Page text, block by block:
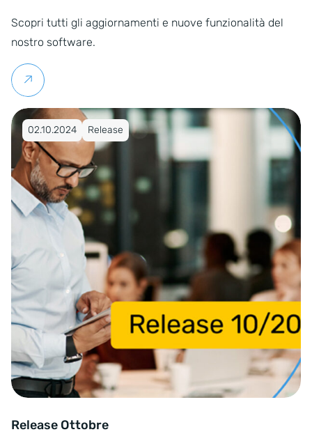
Scopri tutti gli aggiornamenti e nuove funzionalità del
nostro software.
Per saperne di più
Pubblicato su 02.10.2024
02.10.2024 Release
Release Ottobre